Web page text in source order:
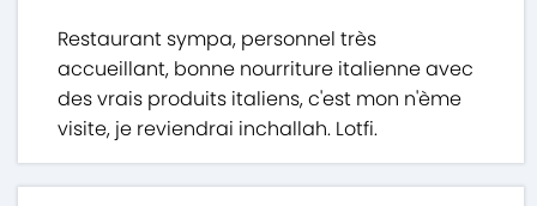
Restaurant sympa, personnel très
accueillant, bonne nourriture italienne avec
des vrais produits italiens, c'est mon n'ème
visite, je reviendrai inchallah. Lotfi.